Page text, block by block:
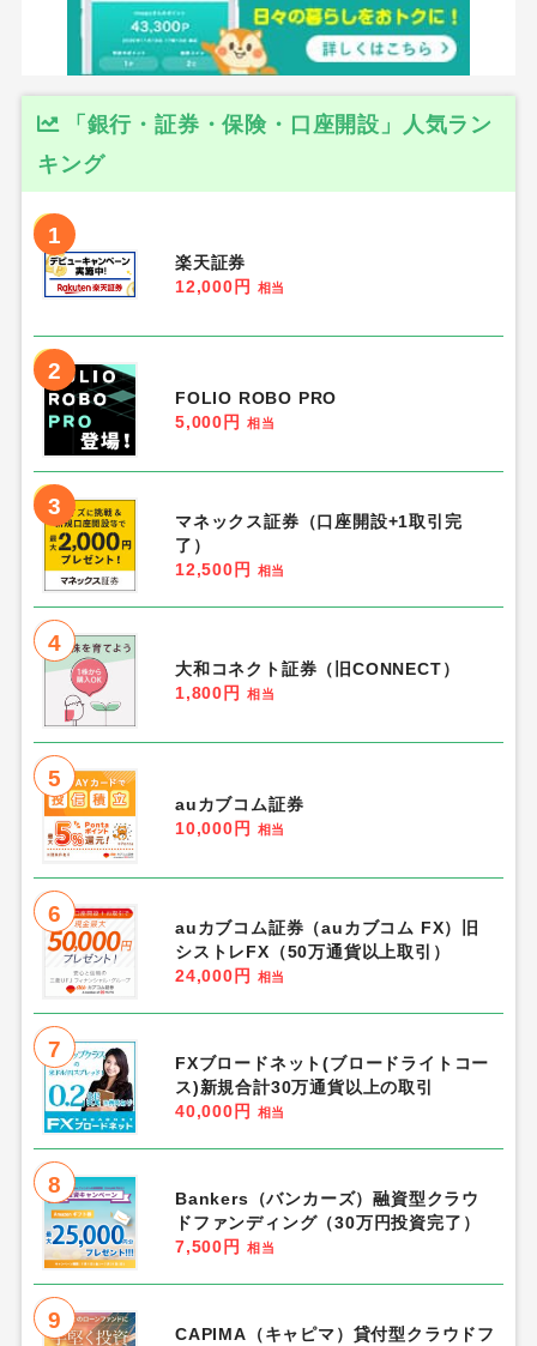
「銀行・証券・保険・口座開設」人気ラン
キング
1
楽天証券
12,000円
相当
2
FOLIO ROBO PRO
5,000円
相当
3
マネックス証券（口座開設+1取引完
了）
12,500円
相当
4
大和コネクト証券（旧CONNECT）
1,800円
相当
5
auカブコム証券
10,000円
相当
6
auカブコム証券（auカブコム FX）旧
シストレFX（50万通貨以上取引）
24,000円
相当
7
FXブロードネット(ブロードライトコー
ス)新規合計30万通貨以上の取引
40,000円
相当
8
Bankers（バンカーズ）融資型クラウ
ドファンディング（30万円投資完了）
7,500円
相当
9
CAPIMA（キャピマ）貸付型クラウドフ